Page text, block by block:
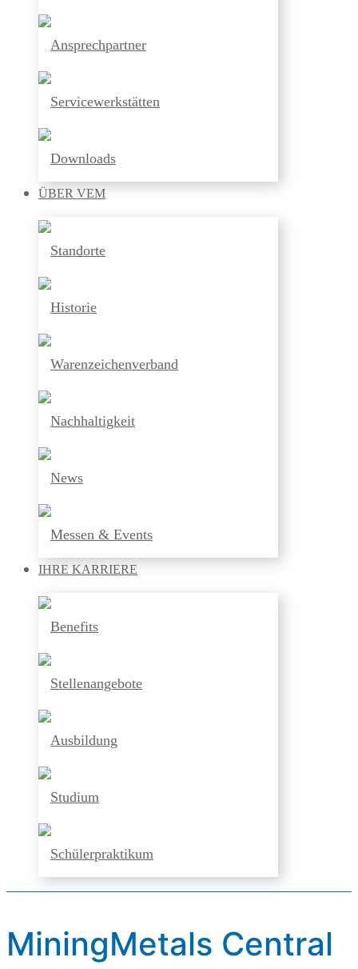
Ansprechpartner
Servicewerkstätten
Downloads
ÜBER VEM
Standorte
Historie
Warenzeichenverband
Nachhaltigkeit
News
Messen & Events
IHRE KARRIERE
Benefits
Stellenangebote
Ausbildung
Studium
Schülerpraktikum
MiningMetals Central